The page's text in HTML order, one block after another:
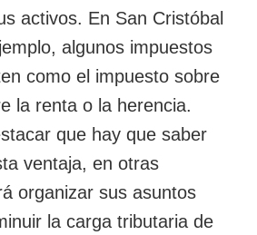
activos. En San Cristóbal
algunos impuestos
como el impuesto sobre
la renta o la herencia.
que hay que saber
ventaja, en otras
organizar sus asuntos
la carga tributaria de